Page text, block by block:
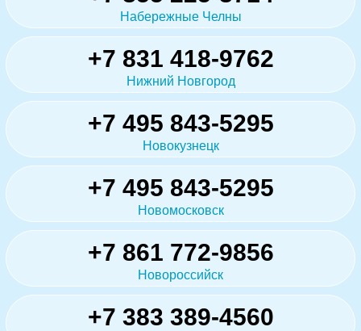
Набережные Челны
+7 831 418-9762
Нижний Новгород
+7 495 843-5295
Новокузнецк
+7 495 843-5295
Новомосковск
+7 861 772-9856
Новороссийск
+7 383 389-4560